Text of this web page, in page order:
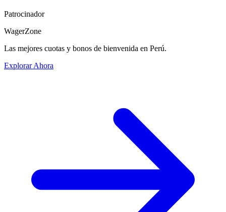
Patrocinador
WagerZone
Las mejores cuotas y bonos de bienvenida en Perú.
Explorar Ahora